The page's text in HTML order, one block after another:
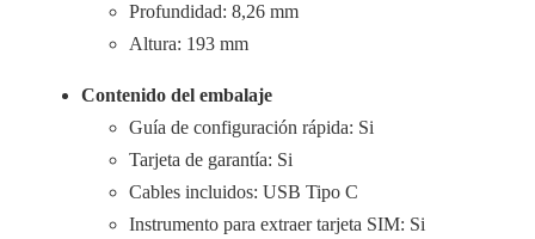
Profundidad: 8,26 mm
Altura: 193 mm
Contenido del embalaje
Guía de configuración rápida: Si
Tarjeta de garantía: Si
Cables incluidos: USB Tipo C
Instrumento para extraer tarjeta SIM: Si